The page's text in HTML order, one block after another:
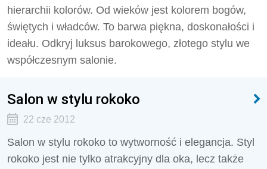
hierarchii kolorów. Od wieków jest kolorem bogów,
świętych i władców. To barwa piękna, doskonałości i
ideału. Odkryj luksus barokowego, złotego stylu we
współczesnym salonie.
Salon w stylu rokoko
22 cze 2012
Salon w stylu rokoko to wytworność i elegancja. Styl
rokoko jest nie tylko atrakcyjny dla oka, lecz także